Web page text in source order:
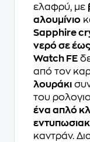
ελαφρύ, με
αλουμίνιο
Sapphire
νερό σε
Watch FE
από τον
λουράκι
του
ένα απλό
καντράν.